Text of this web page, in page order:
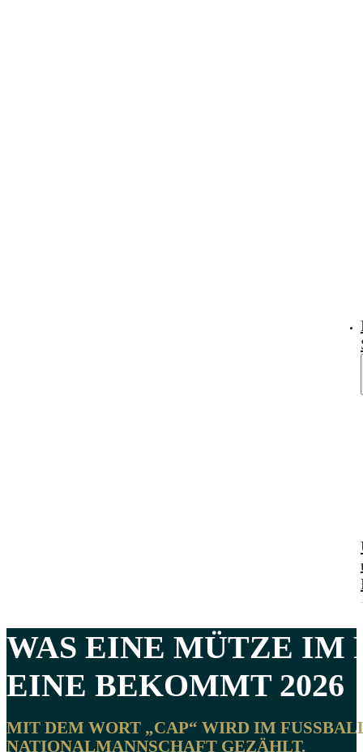
WAS EINE MÜTZE IM
EINE BEKOMMT 2026
MIT DEM WORT „CAP“ WIRD IM
ATIONALMANNSCHAFT GEZÄHLT.